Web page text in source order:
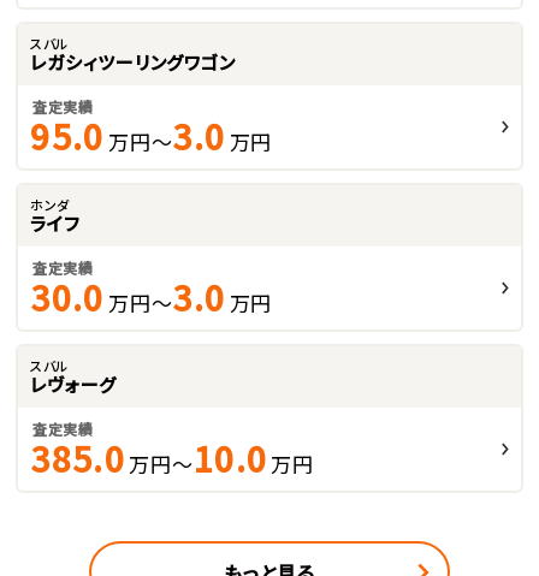
スバル
レガシィツーリングワゴン
査定実績
95.0 万円～3.0 万円
ホンダ
ライフ
査定実績
30.0 万円～3.0 万円
スバル
レヴォーグ
査定実績
385.0 万円～10.0 万円